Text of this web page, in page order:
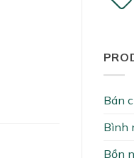
Bán
Bình
Bồn